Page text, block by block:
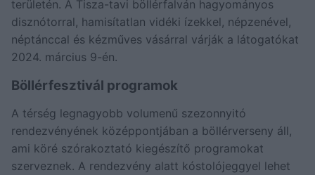
területén. A Tisza-tavi böllérfalván hagyományos
disznótorral, hamisítatlan vidéki ízekkel, népzenével,
néptánccal és kézműves vásárral várják a látogatókat
2024. március 9-én.
Böllérfesztivál programok
A térség legnagyobb volumenű szezonnyitó
rendezvényének középpontjában a böllérverseny áll,
ami köré szórakoztató kiegészítő programokat
szerveznek. A rendezvény alatt kóstolójeggyel lehet